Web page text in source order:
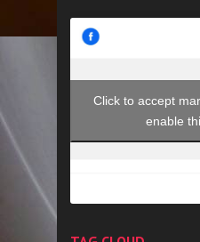
Click to accept
enable